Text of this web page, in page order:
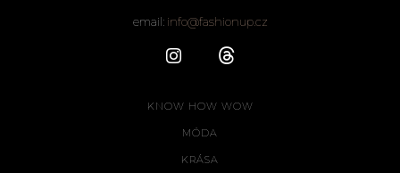
email: info@fashionup.cz
KNOW HOW WOW
MÓDA
KRÁSA